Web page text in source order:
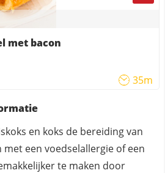
met bacon
35m
en koks de bereiding van
een voedselallergie of een
te maken door